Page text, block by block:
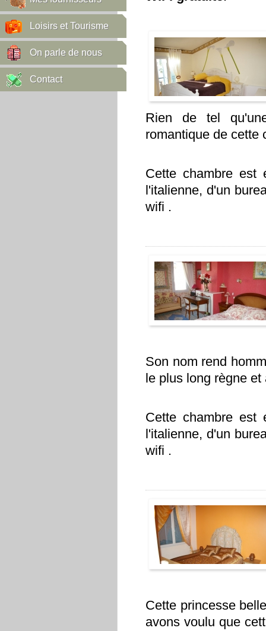
Loisirs et Tourisme
On parle de nous
Contact
Rien de tel
romantique de cette
Cette chambre est
l'italienne, d'un
wifi .
Son nom rend
le plus long règne
Cette chambre est
l'italienne, d'un
wifi .
Cette princesse
avons voulu que